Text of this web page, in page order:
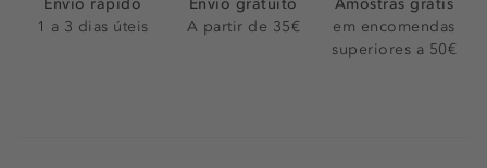
Osperfumes masculinos Guessevocam a essência da
marca de moda icónica. A atitude jovem e aventureira,
que combina com o espírito livre da marca, revela-se
Envio rápido
1 a 3 dias úteis
Envio gratuito
A partir de 35€
Amostras grátis
em encomendas
superiores a 50€